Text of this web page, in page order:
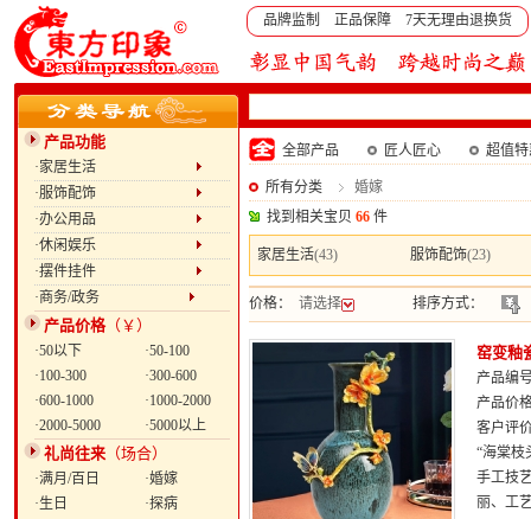
品牌监制 正品保障 7天无理由退换货
产品功能
·家居生活
·服饰配饰
·办公用品
·休闲娱乐
·摆件挂件
·商务/政务
产品价格（￥）
·50以下
·50-100
·100-300
·300-600
·600-1000
·1000-2000
·2000-5000
·5000以上
礼尚往来 （场合）
·满月/百日
·婚嫁
·生日
·探病
全部产品 匠人匠心 超值
所有分类
婚嫁
找到相关宝贝 66 件
家居生活(43) 服饰配饰(23)
价格： 请选择 排序方式：
窑变釉
产品编
产品价
客户评
“海棠枝
手工技
丽、工